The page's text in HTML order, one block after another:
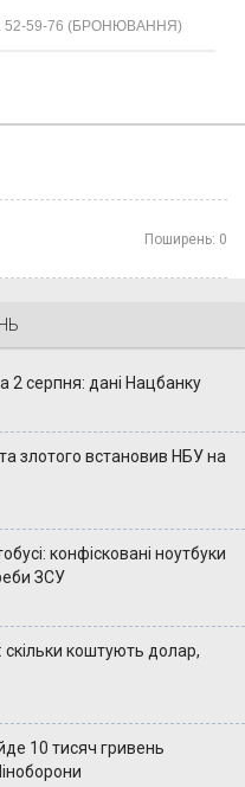
52-59-76 (БРОНЮВАННЯ)
Поширень: 0
2 серпня: дані Нацбанку
злотого встановив НБУ на
конфісковані ноутбуки
ЗСУ
скільки коштують долар,
10 тисяч гривень